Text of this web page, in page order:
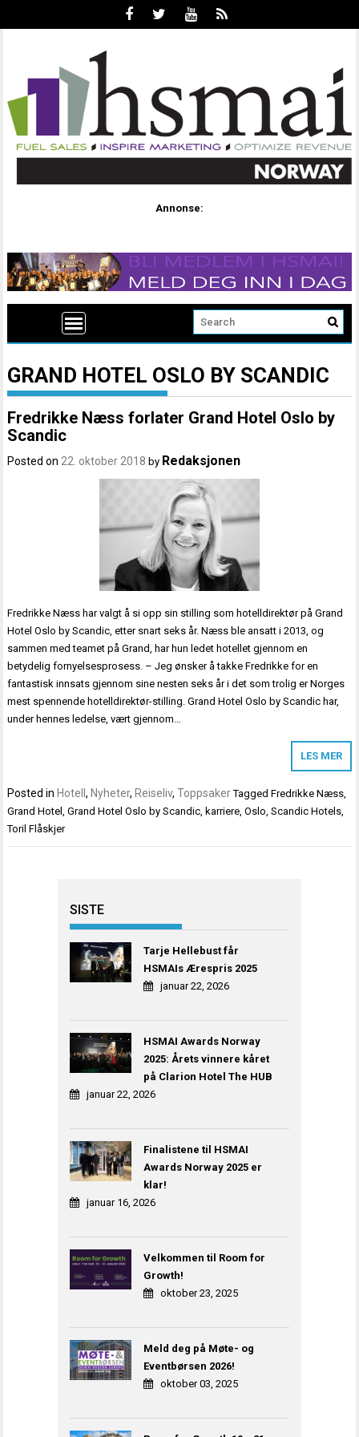
Annonse:
GRAND HOTEL OSLO BY SCANDIC
Fredrikke Næss forlater Grand Hotel Oslo by
Scandic
Posted on22. oktober 2018 by Redaksjonen
Fredrikke Næss har valgt å si opp sin stilling som hotelldirektør på Grand
Hotel Oslo by Scandic, etter snart seks år. Næss ble ansatt i 2013, og
sammen med teamet på Grand, har hun ledet hotellet gjennom en
betydelig fornyelsesprosess. – Jeg ønsker å takke Fredrikke for en
fantastisk innsats gjennom sine nesten seks år i det som trolig er Norges
mest spennende hotelldirektør-stilling. Grand Hotel Oslo by Scandic har,
under hennes ledelse, vært gjennom…
LES MER
Posted in Hotell, Nyheter, Reiseliv,Toppsaker TaggedFredrikke Næss,
Grand Hotel,Grand Hotel Oslo by Scandic, karriere,Oslo,Scandic Hotels,
Toril Flåskjer
SISTE
Tarje Hellebust får
HSMAIs Ærespris 2025
januar 22, 2026
HSMAI Awards Norway
2025: Årets vinnere kåret
på Clarion Hotel The HUB
januar 22, 2026
Finalistene til HSMAI
Awards Norway 2025 er
klar!
januar 16, 2026
Velkommen til Room for
Growth!
oktober 23, 2025
Meld deg på Møte- og
Eventbørsen 2026!
oktober 03, 2025